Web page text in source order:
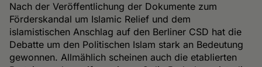
Nach der Veröffentlichung der Dokumente zum
Förderskandal um Islamic Relief und dem
islamistischen Anschlag auf den Berliner CSD hat die
Debatte um den Politischen Islam stark an Bedeutung
gewonnen. Allmählich scheinen auch die etablierten